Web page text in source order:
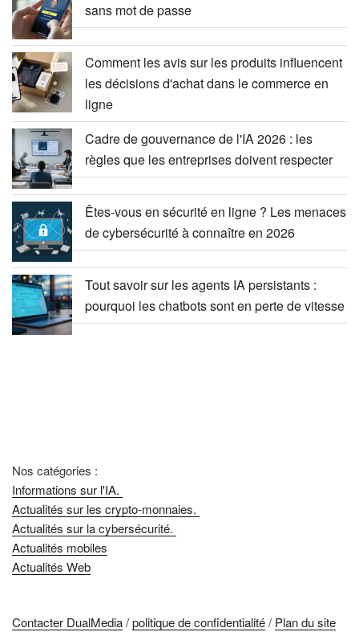
sans mot de passe
Comment les avis sur les produits influencent
les décisions d'achat dans le commerce en
ligne
Cadre de gouvernance de l'IA 2026 : les
règles que les entreprises doivent respecter
Êtes-vous en sécurité en ligne ? Les menaces
de cybersécurité à connaître en 2026
Tout savoir sur les agents IA persistants :
pourquoi les chatbots sont en perte de vitesse
Nos catégories :
Informations sur l'IA.
Actualités sur les crypto-monnaies.
Actualités sur la cybersécurité.
Actualités mobiles
Actualités Web
Contacter DualMedia/politique de confidentialité/ Plan du site